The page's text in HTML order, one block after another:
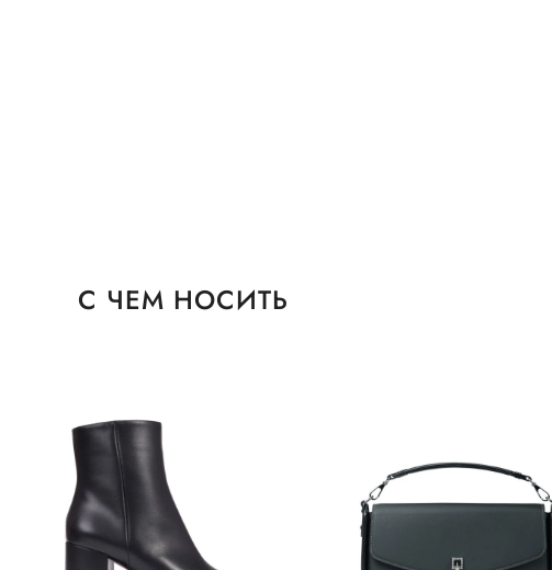
С ЧЕМ НОСИТЬ